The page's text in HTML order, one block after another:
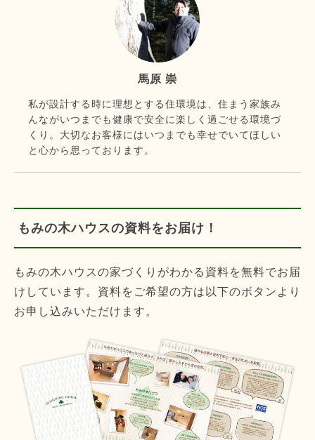
馬原 崇
私が設計する時に理想とする住環境は、住まう家族み
んながいつまでも健康で安全に楽しく過ごせる環境づ
くり。大切なお客様にはいつまでも幸せでいてほしい
と心から思っております。
もみの木ハウスの資料をお届け！
もみの木ハウスの家づくりがわかる資料を無料でお届
けしています。資料をご希望の方は以下のボタンより
お申し込みいただけます。